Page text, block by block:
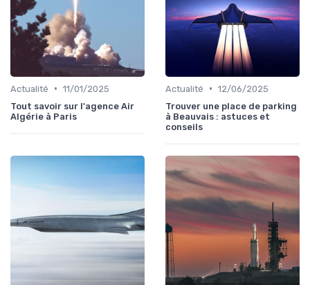
Actualité • 11/01/2025
Tout savoir sur l'agence Air
Algérie à Paris
Actualité • 12/06/2025
Trouver une place de parking
à Beauvais : astuces et
conseils